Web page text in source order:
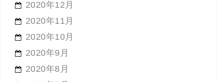
2020年12月
2020年11月
2020年10月
2020年9月
2020年8月